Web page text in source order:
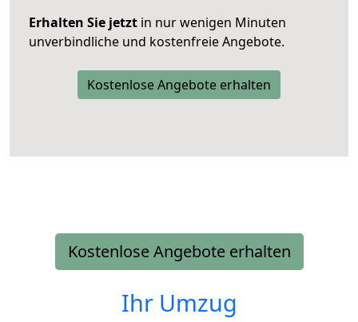
Erhalten Sie jetzt in nur wenigen Minuten
unverbindliche und kostenfreie Angebote.
Kostenlose Angebote erhalten
Kostenlose Angebote erhalten
Ihr Umzug